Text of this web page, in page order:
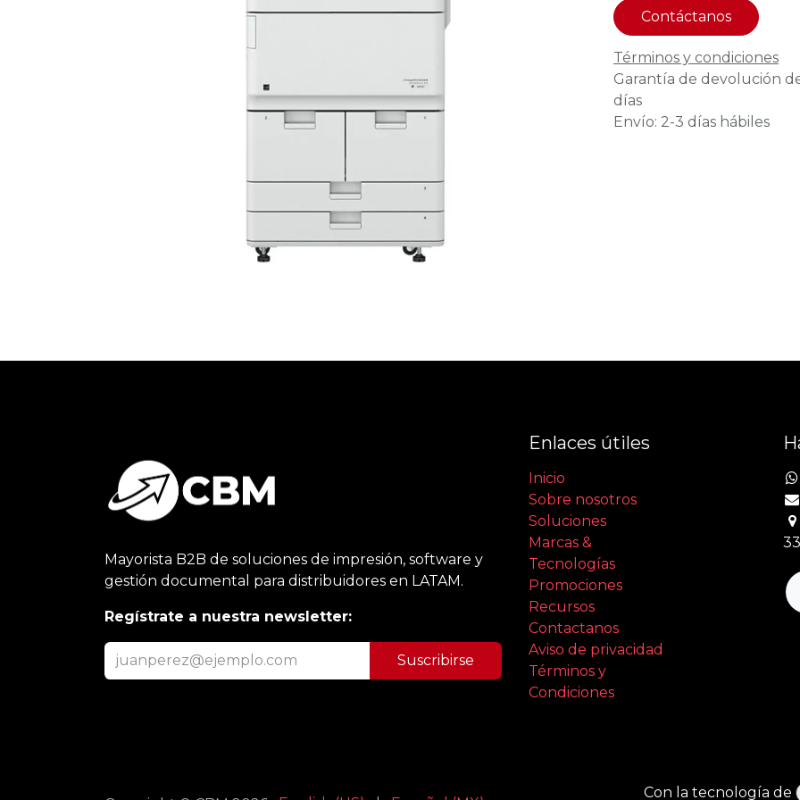
Contáctanos
Términos y condiciones
Garantía de devolución
días
Envío: 2-3 días hábiles
Mayorista B2B de soluciones de impresión, software y
gestión documental para distribuidores en LATAM.
Regístrate a nuestra newsletter:
Suscribirse
Enlaces útiles
Inicio
Sobre nosotros
Soluciones
Marcas &
Tecnologías
Promociones
Recursos
Contactanos
Aviso de privacidad
Términos y
Condiciones
Con la tecnología de